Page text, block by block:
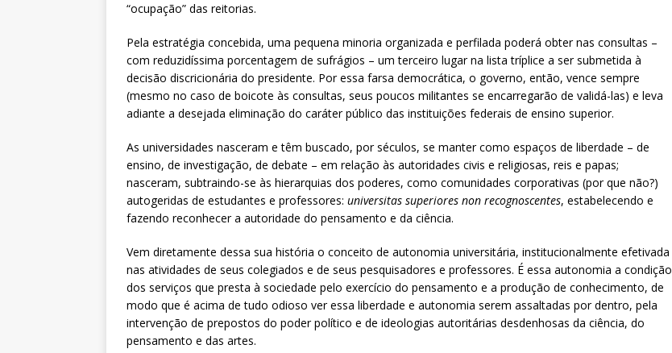
“ocupação” das reitorias.
Pela estratégia concebida, uma pequena minoria organizada e perfilada poderá obter nas consultas –
com reduzidíssima porcentagem de sufrágios – um terceiro lugar na lista tríplice a ser submetida à
decisão discricionária do presidente. Por essa farsa democrática, o governo, então, vence sempre
(mesmo no caso de boicote às consultas, seus poucos militantes se encarregarão de validá-las) e leva
adiante a desejada eliminação do caráter público das instituições federais de ensino superior.
As universidades nasceram e têm buscado, por séculos, se manter como espaços de liberdade – de
ensino, de investigação, de debate – em relação às autoridades civis e religiosas, reis e papas;
nasceram, subtraindo-se às hierarquias dos poderes, como comunidades corporativas (por que não?)
autogeridas de estudantes e professores: universitas superiores non recognoscentes, estabelecendo e
fazendo reconhecer a autoridade do pensamento e da ciência.
Vem diretamente dessa sua história o conceito de autonomia universitária, institucionalmente efetivada
nas atividades de seus colegiados e de seus pesquisadores e professores. É essa autonomia a condição
dos serviços que presta à sociedade pelo exercício do pensamento e a produção de conhecimento, de
modo que é acima de tudo odioso ver essa liberdade e autonomia serem assaltadas por dentro, pela
intervenção de prepostos do poder político e de ideologias autoritárias desdenhosas da ciência, do
pensamento e das artes.